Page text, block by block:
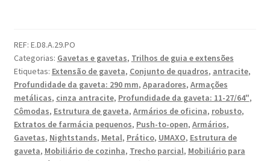
com
molduras
extra
finas,
altura:
88
mm
(3-
REF: E.D8.A.29.PO
Categorias: Gavetas e gavetas, Trilhos de guia e extensões
Etiquetas: Extensão de gaveta, Conjunto de quadros, antracite,
Profundidade da gaveta: 290 mm, Aparadores, Armações
metálicas, cinza antracite, Profundidade da gaveta: 11-27/64",
Cômodas, Estrutura de gaveta, Armários de oficina, robusto,
Extratos de farmácia pequenos, Push-to-open, Armários,
Gavetas, Nightstands, Metal, Prático, UMAXO, Estrutura de
gaveta, Mobiliário de cozinha, Trecho parcial, Mobiliário para